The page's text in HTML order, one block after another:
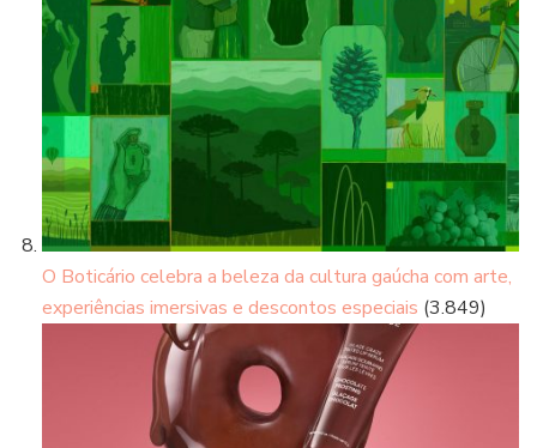
O Boticário celebra a beleza da cultura gaúcha com arte,
experiências imersivas e descontos especiais (3.849)